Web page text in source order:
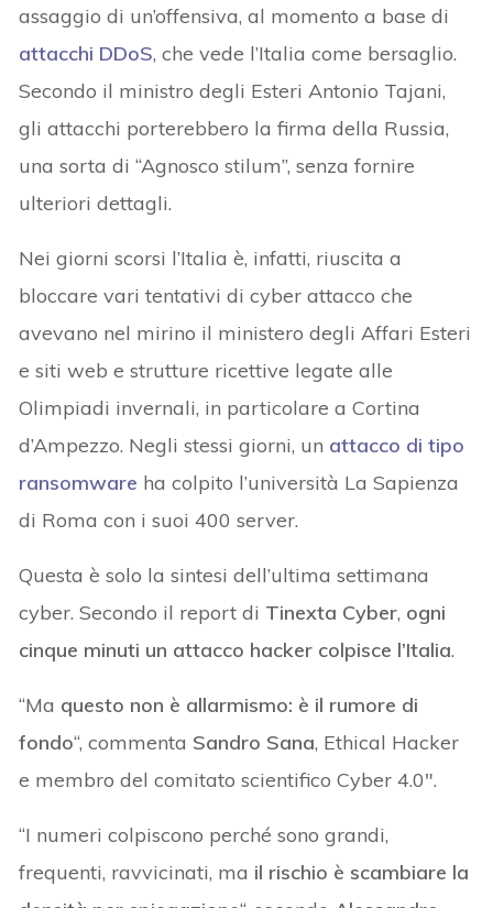
assaggio di un’offensiva, al momento a base di
attacchi DDoS, che vede l’Italia come bersaglio.
Secondo il ministro degli Esteri Antonio Tajani,
gli attacchi porterebbero la firma della Russia,
una sorta di “Agnosco stilum”, senza fornire
ulteriori dettagli.
Nei giorni scorsi l’Italia è, infatti, riuscita a
bloccare vari tentativi di cyber attacco che
avevano nel mirino il ministero degli Affari Esteri
e siti web e strutture ricettive legate alle
Olimpiadi invernali, in particolare a Cortina
d’Ampezzo. Negli stessi giorni, un attacco di tipo
ransomware ha colpito l’università La Sapienza
di Roma con i suoi 400 server.
Questa è solo la sintesi dell’ultima settimana
cyber. Secondo il report di Tinexta Cyber, ogni
cinque minuti un attacco hacker colpisce l’Italia.
“Ma questo non è allarmismo: è il rumore di
fondo“, commenta Sandro Sana, Ethical Hacker
e membro del comitato scientifico Cyber 4.0″.
“I numeri colpiscono perché sono grandi,
frequenti, ravvicinati, ma il rischio è scambiare la